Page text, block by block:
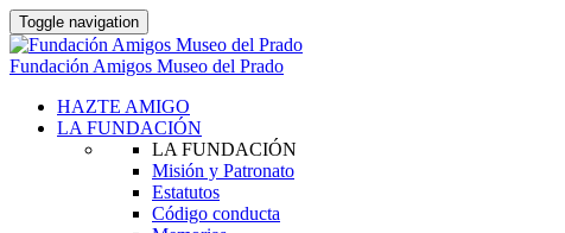
Toggle navigation
Fundación Amigos Museo del Prado
HAZTE AMIGO
LA FUNDACIÓN
LA FUNDACIÓN
Misión y Patronato
Estatutos
Código conducta